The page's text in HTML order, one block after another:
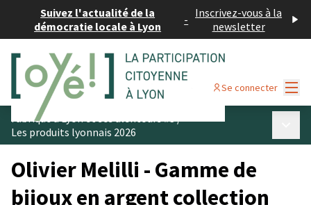
Suivez l'actualité de la
démocratie locale à Lyon
- Inscrivez-vous à la
newsletter
Se connecter
Fabriqué à Lyon et ses alentours #3/
Les produits lyonnais 2026
Olivier Melilli - Gamme de
bijoux en argent collection